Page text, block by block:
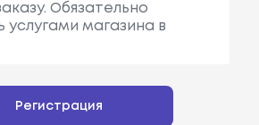
Обязательно
услугами магазина в
Регистрация